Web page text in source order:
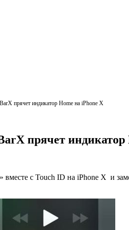
прячет индикатор Home на iPhone X
прячет индикатор
вместе с Touch ID на iPhone X и